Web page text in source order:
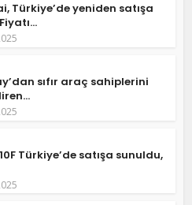
Türkiye’de yeniden satışa
sıfır araç sahiplerini
Türkiye’de satışa sunuldu,